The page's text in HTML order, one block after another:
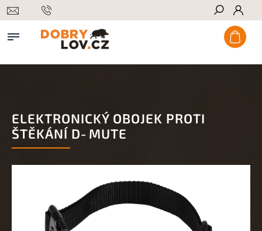
Hledat
ELEKTRONICKÝ OBOJEK PROTI
ŠTĚKÁNÍ D‑MUTE